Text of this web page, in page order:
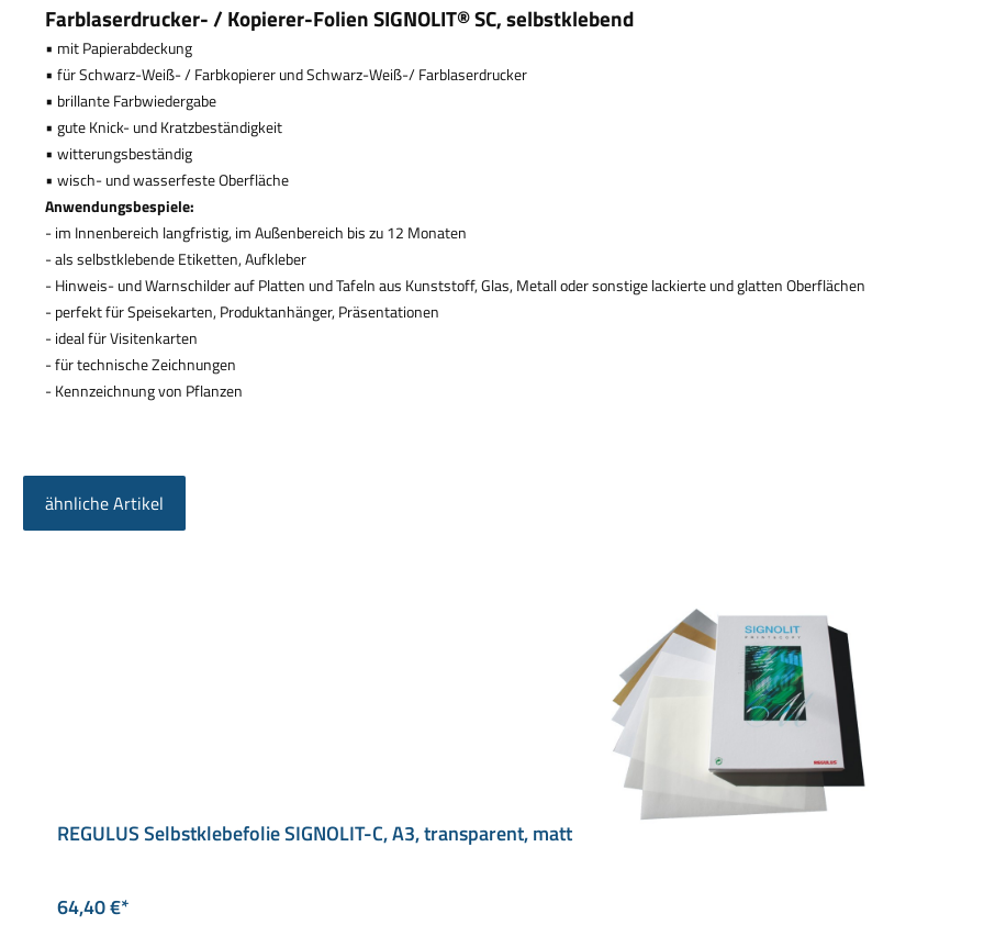
Farblaserdrucker- / Kopierer-Folien SIGNOLIT®SC, selbstklebend
• mit Papierabdeckung
• für Schwarz-Weiß- / Farbkopierer und Schwarz-Weiß-/ Farblaserdrucker
• brillante Farbwiedergabe
• gute Knick- und Kratzbeständigkeit
• witterungsbeständig
• wisch- und wasserfeste Oberfläche
Anwendungsbespiele:
- im Innenbereich langfristig, im Außenbereich bis zu 12 Monaten
- als selbstklebende Etiketten, Aufkleber
- Hinweis- und Warnschilder auf Platten und Tafeln aus Kunststoff, Glas, Metall oder sonstige lackierte und glatten Oberflächen
- perfekt für Speisekarten, Produktanhänger, Präsentationen
- ideal für Visitenkarten
- für technische Zeichnungen
- Kennzeichnung von Pflanzen
ähnliche Artikel
REGULUS Selbstklebefolie SIGNOLIT-C, A3, transparent, matt
64,40 €*